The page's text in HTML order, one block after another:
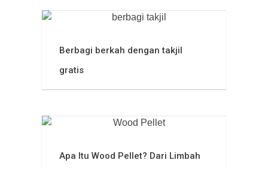
Berbagi berkah dengan takjil
gratis
Apa Itu Wood Pellet? Dari Limbah